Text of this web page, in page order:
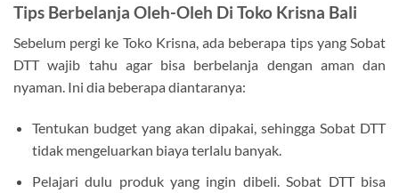
Tips Berbelanja Oleh-Oleh Di Toko Krisna Bali
Sebelum pergi ke Toko Krisna, ada beberapa tips yang Sobat
DTT wajib tahu agar bisa berbelanja dengan aman dan
nyaman. Ini dia beberapa diantaranya:
Tentukan budget yang akan dipakai, sehingga Sobat DTT
tidak mengeluarkan biaya terlalu banyak.
Pelajari dulu produk yang ingin dibeli. Sobat DTT bisa